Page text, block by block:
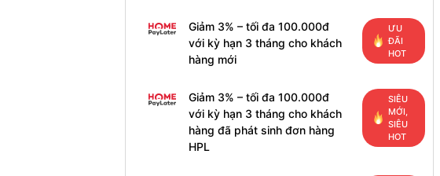
Giảm 3% – tối đa 100.000đ
với kỳ hạn 3 tháng cho khách
hàng mới
ƯU
ĐÃI
HOT
Giảm 3% – tối đa 100.000đ
với kỳ hạn 3 tháng cho khách
hàng đã phát sinh đơn hàng
HPL
SIÊU
MỚI,
SIÊU
HOT